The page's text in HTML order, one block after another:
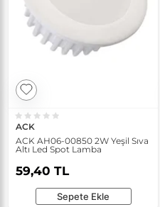
ACK
ACK AH06-00850 2W Yeşil Sıva
Altı Led Spot Lamba
59,40 TL
Sepete Ekle